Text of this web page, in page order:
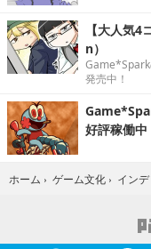
【大人気
n）
Game*Spark
発売中！
好評稼働中
ホーム › ゲーム文化 › イン